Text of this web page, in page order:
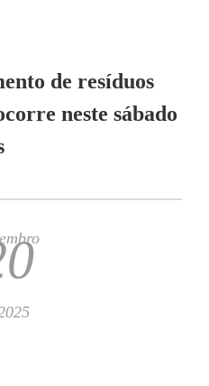
de resíduos
neste sábado